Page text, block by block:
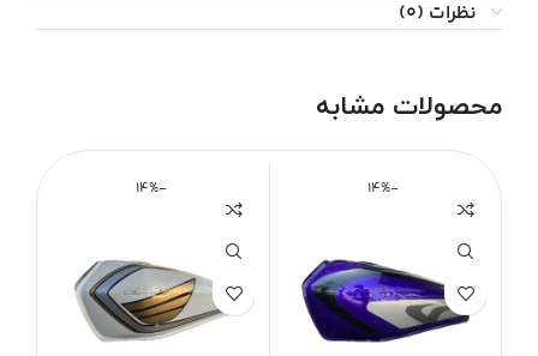
نظرات (0)
محصولات مشابه
-14%
-14%